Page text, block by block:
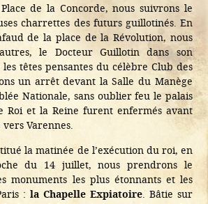
de la Concorde, nous suivrons le
charrettes des futurs guillotinés. En
de la place de la Révolution, nous
le Docteur Guillotin dans son
têtes pensantes du célèbre Club des
un arrêt devant la Salle du Manège
Nationale, sans oublier feu le palais
Roi et la Reine furent enfermés avant
Varennes.
la matinée de l’exécution du roi, en
du 14 juillet, nous prendrons le
monuments les plus étonnants et les
: la Chapelle Expiatoire. Bâtie sur